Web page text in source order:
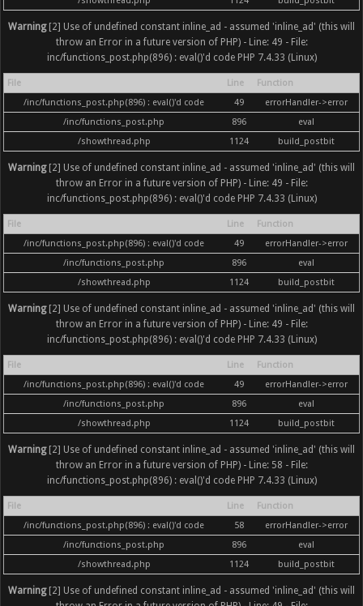
Warning[2] Use of undefined constant inline_ad - assumed 'inline_ad' (this will
throw an Error in a future version of PHP) - Line: 49 - File:
inc/functions_post.php(896) : eval()'d code PHP 7.4.33 (Linux)
File Line
Function
/inc/functions_post.php(896) : eval()'d code
49
errorHandler->error
/inc/functions_post.php
896
eval
/showthread.php
1124 build_postbit
Warning[2] Use of undefined constant inline_ad - assumed 'inline_ad' (this will
throw an Error in a future version of PHP) - Line: 49 - File:
inc/functions_post.php(896) : eval()'d code PHP 7.4.33 (Linux)
File Line
Function
/inc/functions_post.php(896) : eval()'d code
49
errorHandler->error
/inc/functions_post.php
896
eval
/showthread.php
1124 build_postbit
Warning[2] Use of undefined constant inline_ad - assumed 'inline_ad' (this will
throw an Error in a future version of PHP) - Line: 49 - File:
inc/functions_post.php(896) : eval()'d code PHP 7.4.33 (Linux)
File Line
Function
/inc/functions_post.php(896) : eval()'d code
49
errorHandler->error
/inc/functions_post.php
896
eval
/showthread.php
1124 build_postbit
Warning[2] Use of undefined constant inline_ad - assumed 'inline_ad' (this will
throw an Error in a future version of PHP) - Line: 58 - File:
inc/functions_post.php(896) : eval()'d code PHP 7.4.33 (Linux)
File Line
Function
/inc/functions_post.php(896) : eval()'d code
58
errorHandler->error
/inc/functions_post.php
896
eval
/showthread.php
1124 build_postbit
Warning[2] Use of undefined constant inline_ad - assumed 'inline_ad' (this will